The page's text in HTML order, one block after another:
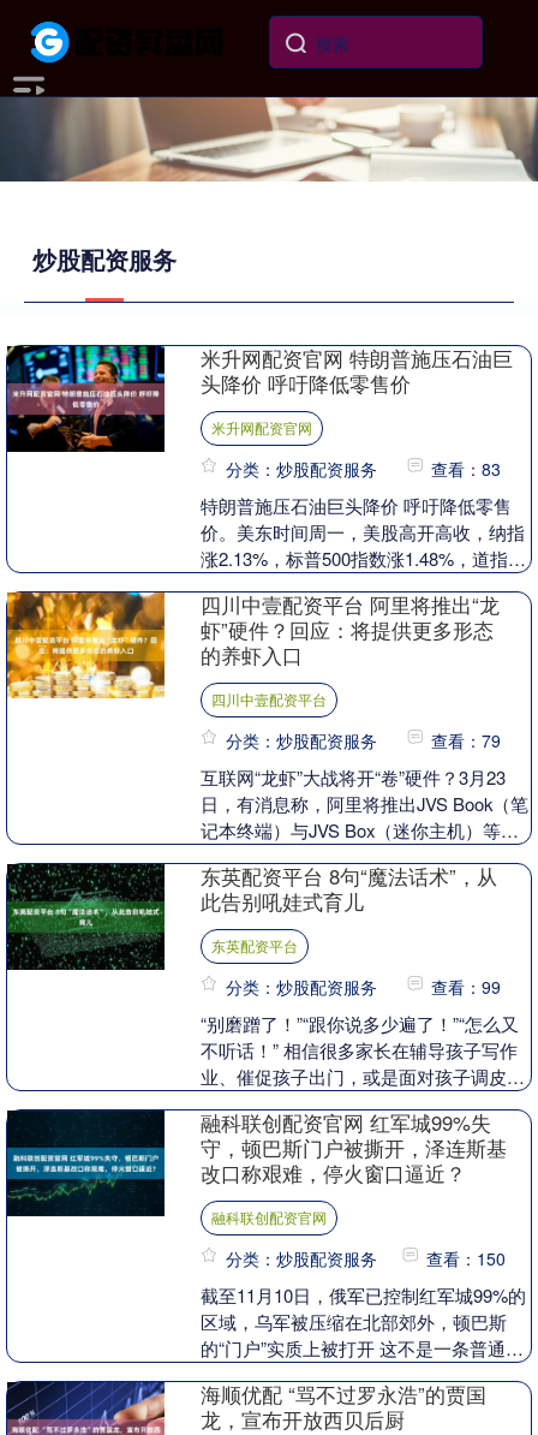
炒股配资服务
米升网配资官网 特朗普施压石油巨
头降价 呼吁降低零售价
米升网配资官网
分类：炒股配资服务 查看：83
特朗普施压石油巨头降价 呼吁降低零售
价。美东时间周一，美股高开高收，纳指
涨2.13%，标普500指数涨1.48%，道指涨
国....
四川中壹配资平台 阿里将推出“龙
虾”硬件？回应：将提供更多形态
的养虾入口
四川中壹配资平台
分类：炒股配资服务 查看：79
互联网“龙虾”大战将开“卷”硬件？3月23
日，有消息称，阿里将推出JVS Book（笔
记本终端）与JVS Box（迷你主机）等硬
东英配资平台 8句“魔法话术”，从
此告别吼娃式育儿
东英配资平台
分类：炒股配资服务 查看：99
“别磨蹭了！”“跟你说多少遍了！”“怎么又
不听话！” 相信很多家长在辅导孩子写作
业、催促孩子出门，或是面对孩子调皮捣
间，我们发....
融科联创配资官网 红军城99%失
守，顿巴斯门户被撕开，泽连斯基
改口称艰难，停火窗口逼近？
融科联创配资官网
分类：炒股配资服务 查看：150
截至11月10日，俄军已控制红军城99%的
区域，乌军被压缩在北部郊外，顿巴斯
的“门户”实质上被打开 这不是一条普通战
巷战从“....
海顺优配 “骂不过罗永浩”的贾国
龙，宣布开放西贝后厨